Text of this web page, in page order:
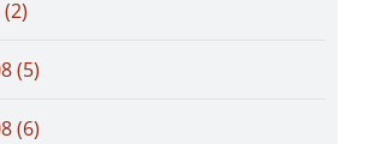
(5)
(6)